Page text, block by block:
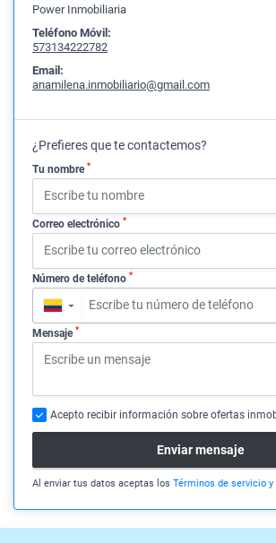
Power Inmobiliaria
Teléfono Móvil:
573134222782
Email:
anamilena.inmobiliario@gmail.com
¿Prefieres que te contactemos?
Tu nombre *
Correo electrónico *
Número de teléfono *
▼
Mensaje *
Acepto recibir información sobre ofertas
Enviar mensaje
Al enviar tus datos aceptas los Términos de servicio y